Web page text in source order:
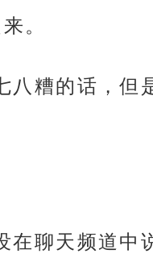
。
糟的话，但
聊天频道中